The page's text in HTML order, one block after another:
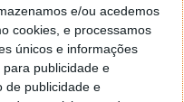
e/ou acedemos
cookies, e processamos
únicos e informações
publicidade e
de publicidade e
alteração na
02 aprendeu a
estratégias de
várias escolhas e